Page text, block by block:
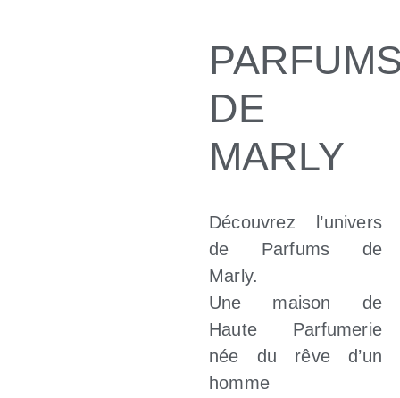
DE
MARLY
Découvrez l’univers
de Parfums de
Marly.
Une maison de
Haute Parfumerie
née du rêve d’un
homme